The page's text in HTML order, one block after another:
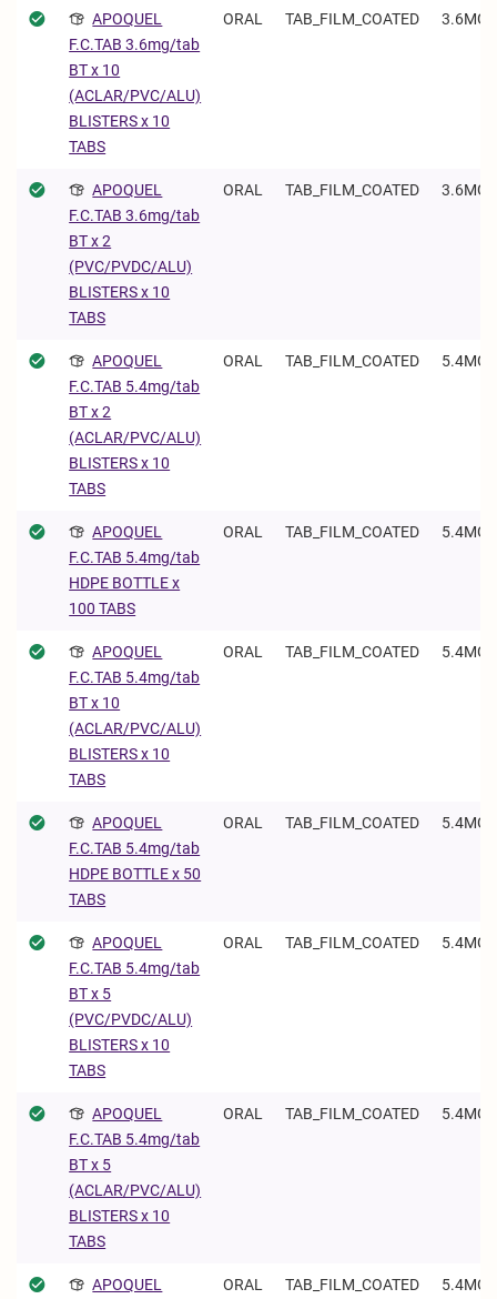
APOQUEL
F.C.TAB 3.6mg/tab
BT x 10
(ACLAR/PVC/ALU)
BLISTERS x 10
TABS
ORAL TAB_FILM_COATED 3.6MG/
APOQUEL
F.C.TAB 3.6mg/tab
BT x 2
(PVC/PVDC/ALU)
BLISTERS x 10
TABS
ORAL TAB_FILM_COATED 3.6MG/
APOQUEL
F.C.TAB 5.4mg/tab
BT x 2
(ACLAR/PVC/ALU)
BLISTERS x 10
TABS
ORAL TAB_FILM_COATED 5.4MG/
APOQUEL
F.C.TAB 5.4mg/tab
HDPE BOTTLE x
100 TABS
ORAL TAB_FILM_COATED 5.4MG/
APOQUEL
F.C.TAB 5.4mg/tab
BT x 10
(ACLAR/PVC/ALU)
BLISTERS x 10
TABS
ORAL TAB_FILM_COATED 5.4MG/
APOQUEL
F.C.TAB 5.4mg/tab
HDPE BOTTLE x 50
TABS
ORAL TAB_FILM_COATED 5.4MG/
APOQUEL
F.C.TAB 5.4mg/tab
BT x 5
(PVC/PVDC/ALU)
BLISTERS x 10
TABS
ORAL TAB_FILM_COATED 5.4MG/
APOQUEL
F.C.TAB 5.4mg/tab
BT x 5
(ACLAR/PVC/ALU)
BLISTERS x 10
TABS
ORAL TAB_FILM_COATED 5.4MG/
APOQUEL
ORAL TAB_FILM_COATED 5.4MG/